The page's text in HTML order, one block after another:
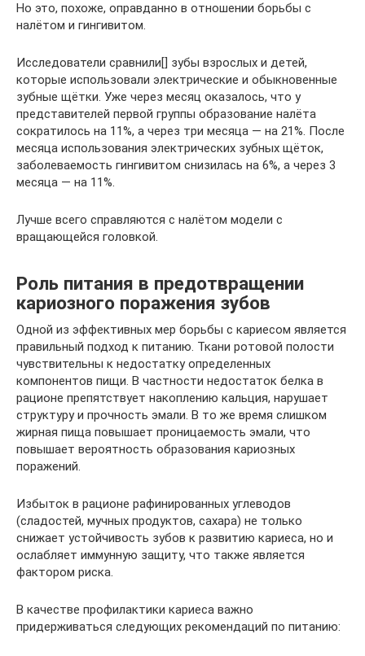
Но это, похоже, оправданно в отношении борьбы с
налётом и гингивитом.
Исследователи сравнили[] зубы взрослых и детей,
которые использовали электрические и обыкновенные
зубные щётки. Уже через месяц оказалось, что у
представителей первой группы образование налёта
сократилось на 11%, а через три месяца — на 21%. После
месяца использования электрических зубных щёток,
заболеваемость гингивитом снизилась на 6%, а через 3
месяца — на 11%.
Лучше всего справляются с налётом модели с
вращающейся головкой.
Роль питания в предотвращении
кариозного поражения зубов
Одной из эффективных мер борьбы с кариесом является
правильный подход к питанию. Ткани ротовой полости
чувствительны к недостатку определенных
компонентов пищи. В частности недостаток белка в
рационе препятствует накоплению кальция, нарушает
структуру и прочность эмали. В то же время слишком
жирная пища повышает проницаемость эмали, что
повышает вероятность образования кариозных
поражений.
Избыток в рационе рафинированных углеводов
(сладостей, мучных продуктов, сахара) не только
снижает устойчивость зубов к развитию кариеса, но и
ослабляет иммунную защиту, что также является
фактором риска.
В качестве профилактики кариеса важно
придерживаться следующих рекомендаций по питанию: